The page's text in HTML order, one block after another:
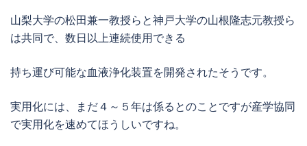
山梨大学の松田兼一教授らと神戸大学の山根隆志元教授ら
は共同で、数日以上連続使用できる
持ち運び可能な血液浄化装置を開発されたそうです。
実用化には、まだ４～５年は係るとのことですが産学協同
で実用化を速めてほうしいですね。